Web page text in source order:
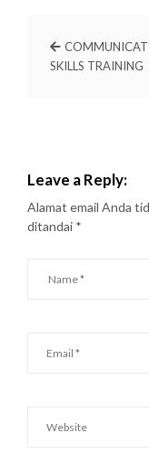
SKILLS TRAINING
Leave a Reply:
Alamat email Anda
ditandai *